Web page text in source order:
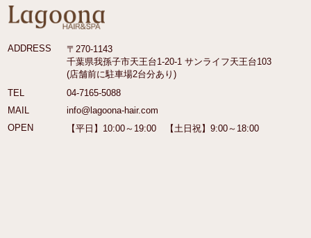
ADDRESS
〒270-1143
千葉県我孫子市天王台1-20-1 サンライフ天王台103
(店舗前に駐車場2台分あり)
TEL
04-7165-5088
MAIL
info@lagoona-hair.com
OPEN
【平日】10:00～19:00 【土日祝】9:00～18:00